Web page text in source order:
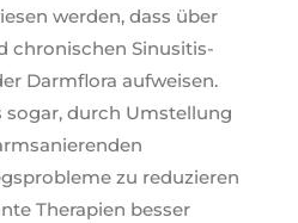
werden, dass über
chronischen Sinusitis-
Darmflora aufweisen.
durch Umstellung
zu reduzieren
Therapien besser